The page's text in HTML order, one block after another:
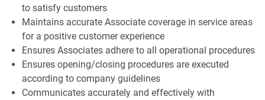
to satisfy customers
Maintains accurate Associate coverage in service areas
for a positive customer experience
Ensures Associates adhere to all operational procedures
Ensures opening/closing procedures are executed
according to company guidelines
Communicates accurately and effectively with